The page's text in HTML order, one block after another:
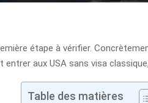
étape à vérifier.
entrer aux USA sans visa
Table des matières